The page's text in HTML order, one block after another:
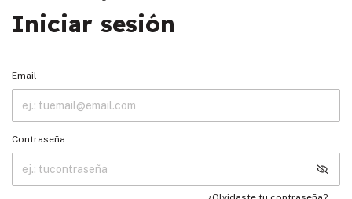
Iniciar sesión
Email
Contraseña